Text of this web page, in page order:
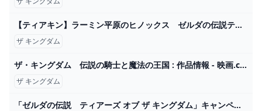
【ティアキン】ラーミン平原のヒノックス ゼルダの伝説ティアーズ オブ ザ キングダム #ゼルダの伝説 #ティアキン #zelda - YouTube
ザ キングダム
ザ・キングダム 伝説の騎士と魔法の王国 : 作品情報 - 映画.com
ザ キングダム
「ゼルダの伝説 ティアーズ オブ ザ キングダム」キャンペーン｜ローソン研究所